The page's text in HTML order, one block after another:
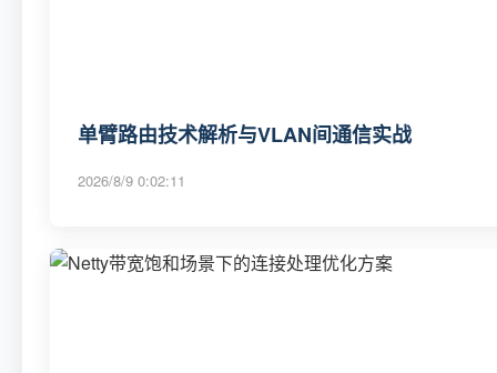
单臂路由技术解析与VLAN间通信实战
2026/8/9 0:02:11